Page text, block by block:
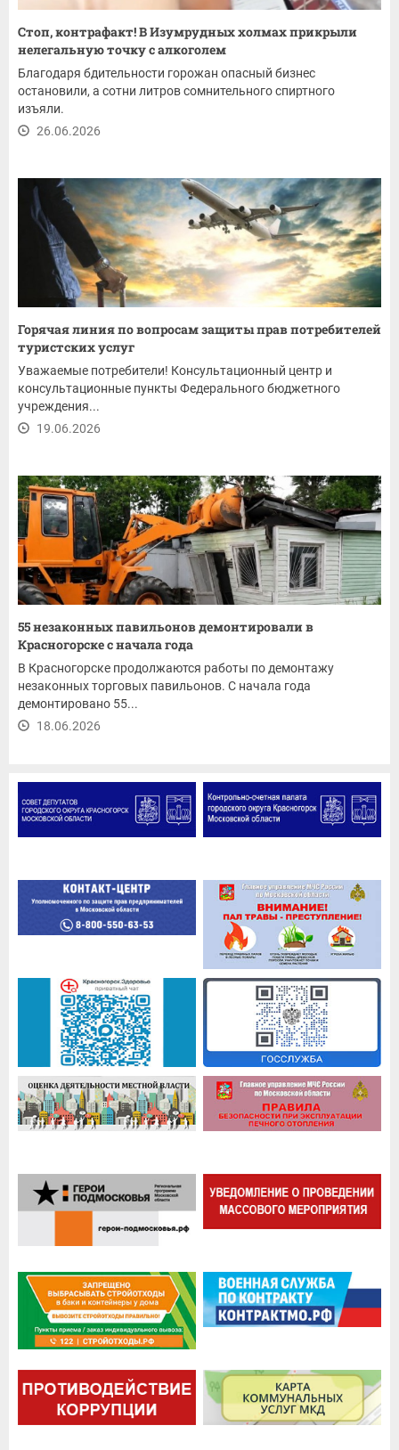
Стоп, контрафакт! В Изумрудных холмах прикрыли
нелегальную точку с алкоголем
Благодаря бдительности горожан опасный бизнес
остановили, а сотни литров сомнительного спиртного
изъяли.
26.06.2026
Горячая линия по вопросам защиты прав потребителей
туристских услуг
Уважаемые потребители! Консультационный центр и
консультационные пункты Федерального бюджетного
учреждения...
19.06.2026
55 незаконных павильонов демонтировали в
Красногорске с начала года
В Красногорске продолжаются работы по демонтажу
незаконных торговых павильонов. С начала года
демонтировано 55...
18.06.2026